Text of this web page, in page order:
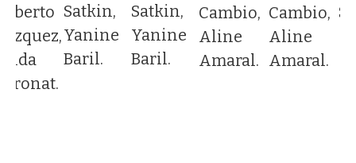
Satkin,
Yanine
Baril.
Satkin,
Yanine
Baril.
Cambio,
Aline
Amaral.
Cambio,
Aline
Amaral.